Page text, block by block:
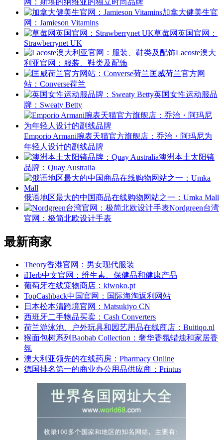
网：斯堪的纳维亚的独立时尚品牌
加拿大健美生官
网：Jamieson Vitamins
草莓网英国官网：
Strawberrynet UK
Lacoste澳大
利亚官网：服装、鞋类及配饰
匡威荷兰官方网
站：Converse荷兰
英国女性运动服品
牌：Sweaty Betty
Emporio Armani腕表天猫官方旗舰店：乔治・阿玛尼为
年轻人设计的副线品牌
澳洲本土太阳镜
品牌：Quay Australia
俄语地区最大的中国商品在线购物网站之一：Umka Mall
Nordgreen台湾
官网：极简北欧设计手表
最新商家
Theory香港官网：男女现代服装
iHerb中文官网：维生素、保健品和健康产品
葡萄牙在线宠物商店：kiwoko.pt
TopCashback中国官网：国际海淘返利网站
日本松本清跨境官网：Matsukiyo CN
西班牙二手物品买卖：Cash Converters
荷兰游泳池、户外玩具和园艺用品在线商店：Buitiqo.nl
猴面包树系列Baobab Collection：奢华香氛蜡烛和家居香
氛
澳大利亚领先的在线药房：Pharmacy Online
德国排名第一的商业办公用品供应商：Printus